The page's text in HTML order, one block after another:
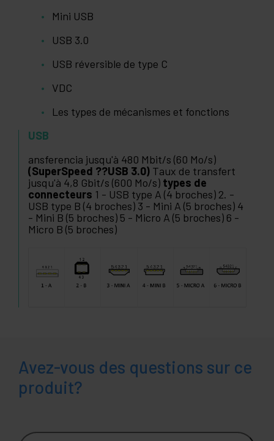
Mini USB
USB 3.0
USB réversible de type C
VDC
Les types de mécanismes et fonctions
USB
ansferencia jusqu'à 480 Mbit/s (60 Mo/s)
(SuperSpeed ??USB 3.0) Taux de transfert
jusqu'à 4,8 Gbit/s (600 Mo/s) types de
connecteurs 1 - USB type A (4 broches) 2. -
USB type B (4 broches) 3 - Mini A (5 broches) 4
- Mini B (5 broches) 5 - Micro A (5 broches) 6 -
Micro B (5 broches)
Avez-vous des questions sur ce
produit?